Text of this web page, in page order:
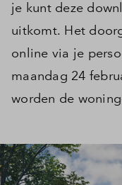
je kunt deze
uitkomt. Het
online via je
maandag 24
worden de